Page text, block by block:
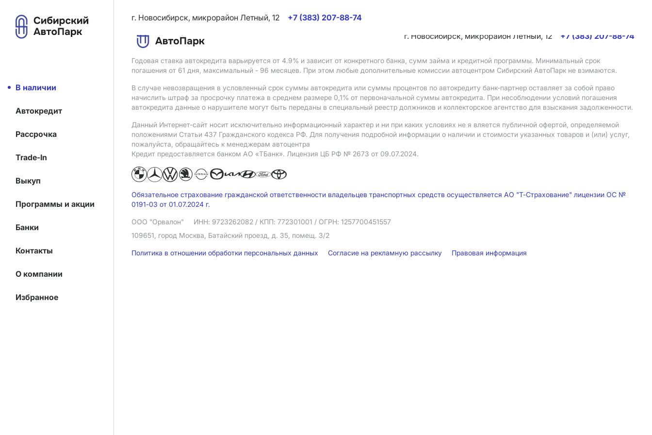
В наличии
Автокредит
Рассрочка
Trade-In
Выкуп
Программы и акции
Банки
Контакты
О компании
Избранное
г. Новосибирск, микрорайон Летный, 12
+7 (383) 207-88-74
г. Новосибирск, микрорайон Летный, 12
+7 (383) 207-88-74
Годовая ставка автокредита варьируется от 4.9% и зависит от конкретного банка, сумм займа и кредитной программы. Минимальный срок
погашения от 61 дня, максимальный - 96 месяцев. При этом любые дополнительные комиссии автоцентром Сибирский АвтоПарк не взимаются.
В случае невозвращения в условленный срок суммы автокредита или суммы процентов по автокредиту банк-партнер оставляет за собой право
начислить штраф за просрочку платежа в среднем размере 0,1% от первоначальной суммы автокредита. При несоблюдении условий погашения
автокредита данные о нарушителе могут быть переданы в специальный реестр должников и коллекторское агентство для взыскания задолженности.
Данный Интернет-сайт носит исключительно информационный характер и ни при каких условиях не я вляется публичной офертой, определяемой
положениями Статьи 437 Гражданского кодекса РФ. Для получения подробной информации о наличии и стоимости указанных товаров и (или) услуг,
пожалуйста, обращайтесь к менеджерам автоцентра
Кредит предоставляется банком АO «ТБанк». Лицензия ЦБ РФ № 2673 от 09.07.2024.
Обязательное страхование гражданской ответственности владельцев транспортных средств осуществляется АО "Т-Страхование" лицензии ОС №
0191-03 от 01.07.2024 г.
ООО "Орвалон" ИНН: 9723262082 / КПП: 772301001 / ОГРН: 1257700451557
109651, город Москва, Батайский проезд, д. 35, помещ. 3/2
Политика в отношении обработки персональных данных Согласие на рекламную рассылку Правовая информация